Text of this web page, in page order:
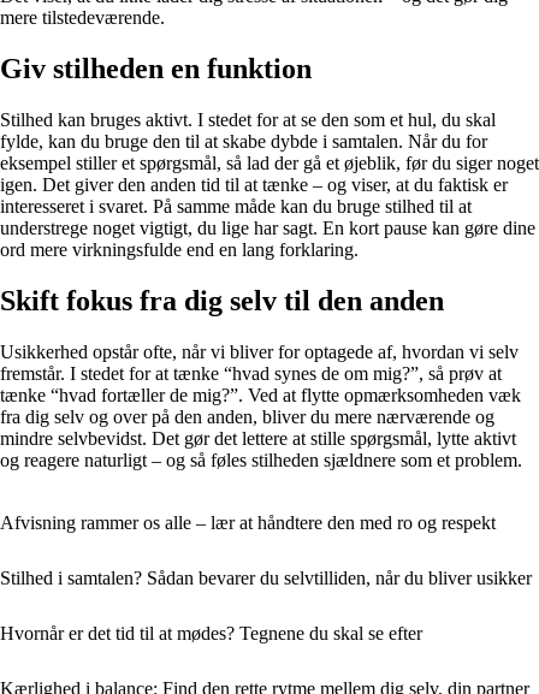
mere tilstedeværende.
Giv stilheden en funktion
Stilhed kan bruges aktivt. I stedet for at se den som et hul, du skal
fylde, kan du bruge den til at skabe dybde i samtalen. Når du for
eksempel stiller et spørgsmål, så lad der gå et øjeblik, før du siger noget
igen. Det giver den anden tid til at tænke – og viser, at du faktisk er
interesseret i svaret. På samme måde kan du bruge stilhed til at
understrege noget vigtigt, du lige har sagt. En kort pause kan gøre dine
ord mere virkningsfulde end en lang forklaring.
Skift fokus fra dig selv til den anden
Usikkerhed opstår ofte, når vi bliver for optagede af, hvordan vi selv
fremstår. I stedet for at tænke “hvad synes de om mig?”, så prøv at
tænke “hvad fortæller de mig?”. Ved at flytte opmærksomheden væk
fra dig selv og over på den anden, bliver du mere nærværende og
mindre selvbevidst. Det gør det lettere at stille spørgsmål, lytte aktivt
og reagere naturligt – og så føles stilheden sjældnere som et problem.
Afvisning rammer os alle – lær at håndtere den med ro og respekt
Stilhed i samtalen? Sådan bevarer du selvtilliden, når du bliver usikker
Hvornår er det tid til at mødes? Tegnene du skal se efter
Kærlighed i balance: Find den rette rytme mellem dig selv, din partner